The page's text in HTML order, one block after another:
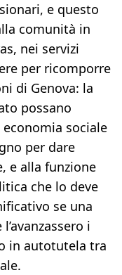
e questo
comunità in
nei servizi
per ricomporre
di Genova: la
possano
sociale
per dare
e alla funzione
che lo deve
se una
i
in autotutela tra